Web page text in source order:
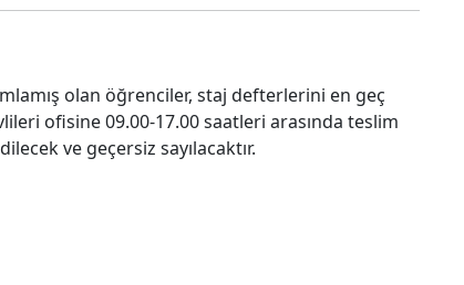
olan öğrenciler, staj defterlerini en geç
ofisine 09.00-17.00 saatleri arasında teslim
ve geçersiz sayılacaktır.